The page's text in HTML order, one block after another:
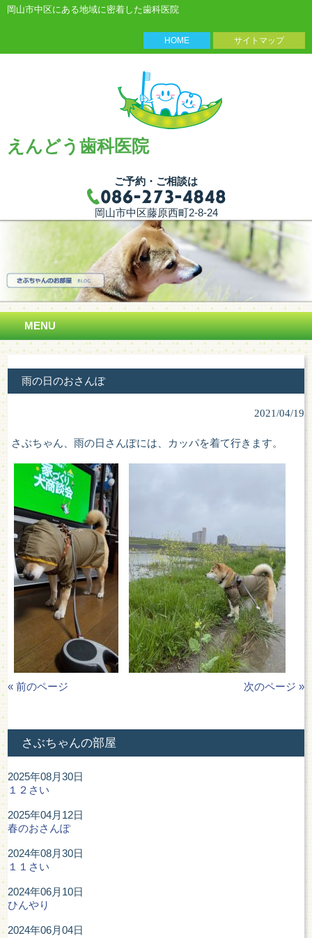
岡山市中区にある地域に密着した歯科医院
HOME サイトマップ
えんどう歯科医院
ご予約・ご相談は
岡山市中区藤原西町2-8-24
MENU
雨の日のおさんぽ
2021/04/19
さぶちゃん、雨の日さんぽには、カッパを着て行きます。
« 前のページ 次のページ »
さぶちゃんの部屋
2025年08月30日
１２さい
2025年04月12日
春のおさんぽ
2024年08月30日
１１さい
2024年06月10日
ひんやり
2024年06月04日